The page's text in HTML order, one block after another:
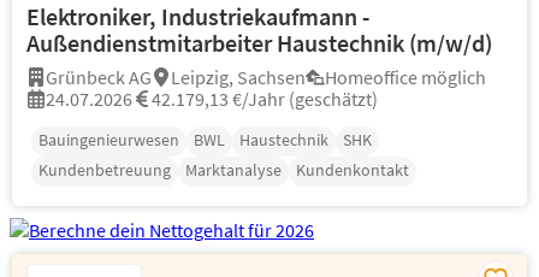
Elektroniker, Industriekaufmann -
Außendienstmitarbeiter Haustechnik (m/w/d)
Grünbeck AG Leipzig, Sachsen
Homeoffice möglich
24.07.2026
42.179,13 €/Jahr (geschätzt)
Bauingenieurwesen BWL Haustechnik
SHK
Kundenbetreuung
Marktanalyse Kundenkontakt